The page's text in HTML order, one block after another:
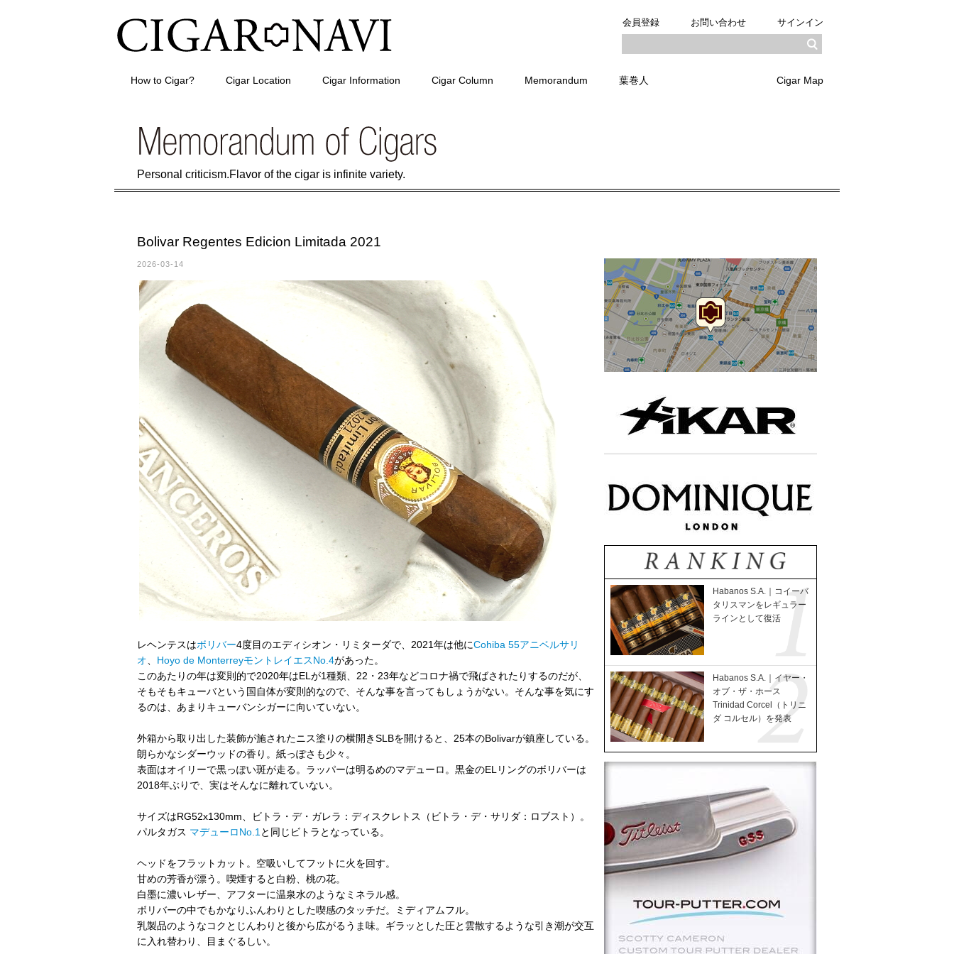
会員登録 お問い合わせ サインイン
How to Cigar? Cigar Location Cigar Information Cigar Column Memorandum 葉巻人 Cigar Map
Personal criticism.Flavor of the cigar is infinite variety.
Bolivar Regentes Edicion Limitada 2021
2026-03-14
レヘンテスはボリバー4度目のエディシオン・リミターダで、2021年は他にCohiba 55アニベルサリ
オ
Hoyo de MonterreyモントレイエスNo.4があった。
このあたりの年は変則的で2020年はELが1種類、22・23年などコロナ禍で飛ばされたりするのだが、
そもそもキューバという国自体が変則的なので、そんな事を言ってもしょうがない。そんな事を気にす
るのは、あまりキューバンシガーに向いていない。
外箱から取り出した装飾が施されたニス塗りの横開きSLBを開けると、25本のBolivarが鎮座している。
朗らかなシダーウッドの香り。紙っぽさも少々。
表面はオイリーで黒っぽい斑が走る。ラッパーは明るめのマデューロ。黒金のELリングのボリバーは
2018年ぶりで、実はそんなに離れていない。
サイズはRG52x130mm、ビトラ・デ・ガレラ：ディスクレトス（ビトラ・デ・サリダ：ロブスト）。
パルタガス マデューロNo.1 と同じビトラとなっている。
ヘッドをフラットカット。空吸いしてフットに火を回す。
甘めの芳香が漂う。喫煙すると白粉、桃の花。
白墨に濃いレザー、アフターに温泉水のようなミネラル感。
ボリバーの中でもかなりふんわりとした喫感のタッチだ。ミディアムフル。
乳製品のようなコクとじんわりと後から広がるうま味。ギラッとした圧と雲散するような引き潮が交互
に入れ替わり、目まぐるしい。
Habanos S.A.｜コイーバ
タリスマンをレギュラー
ラインとして復活
Habanos S.A.｜イヤー・
オブ・ザ・ホース
Trinidad Corcel（トリニ
ダ コルセル）を発表